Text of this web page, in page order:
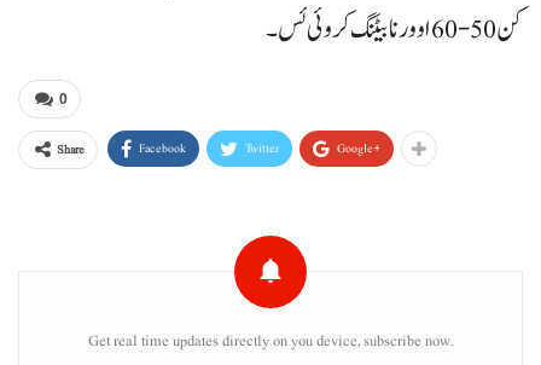
کن 50-60 اوور نا بیٹنگ کروئی ئس۔
0
Share Facebook Twitter Google+
Get real time updates directly on you device, subscribe now.